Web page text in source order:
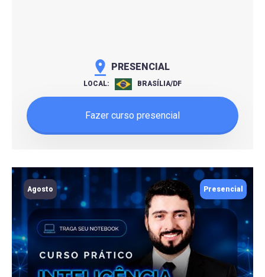
PRESENCIAL
LOCAL: BRASÍLIA/DF
Fazer curso presencial
Agosto Presencial